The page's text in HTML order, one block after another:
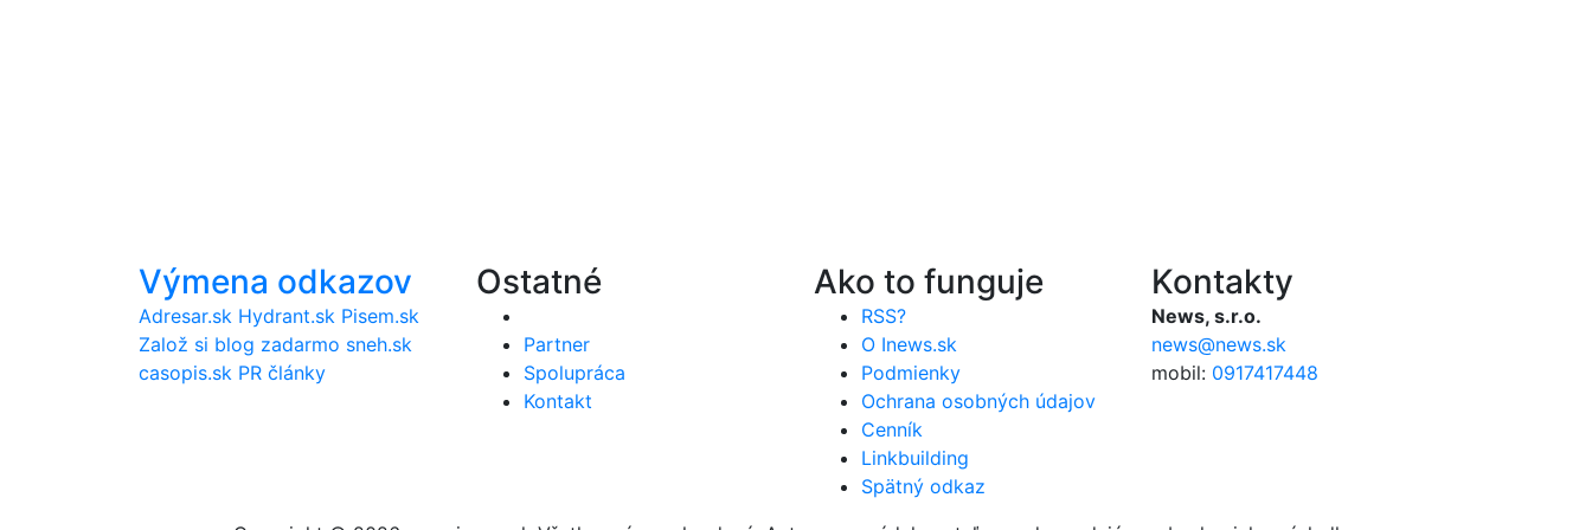
Výmena odkazov
Adresar.sk Hydrant.sk Pisem.sk
Založ si blog zadarmo sneh.sk
casopis.sk PR články
Ostatné
Partner
Spolupráca
Kontakt
Ako to funguje
RSS?
O Inews.sk
Podmienky
Ochrana osobných údajov
Cenník
Linkbuilding
Spätný odkaz
Kontakty
News, s.r.o.
news@news.sk
mobil: 0917417448